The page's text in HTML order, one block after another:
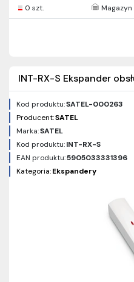
0 szt.
INT-RX-S Ekspander
Kod produktu:SATEL-000263
Producent:SATEL
Marka:SATEL
Kod produktu:INT-RX-S
EAN produktu:5905033331396
Kategoria:Ekspandery